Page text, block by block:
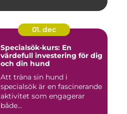
01. dec
Specialsök-kurs: En
värdefull investering för dig
och din hund
Att träna sin hund i
specialsök är en fascinerande
aktivitet som engagerar
både...